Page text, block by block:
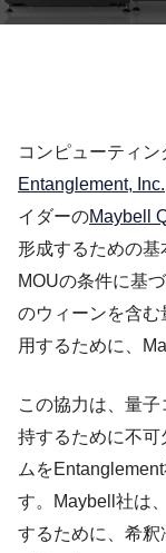
コンピューティ
Entanglement, Inc.
イダーのMaybell
形成するための基
MOUの条件に基
のウィーンを含
用するために、
この協力は、量
持するために不
ムを
す。Maybell社は
するために、希釈